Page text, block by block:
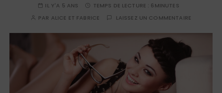
IL Y'A 5 ANS TEMPS DE LECTURE : 6MINUTES
PAR ALICE ET FABRICE LAISSEZ UN COMMENTAIRE